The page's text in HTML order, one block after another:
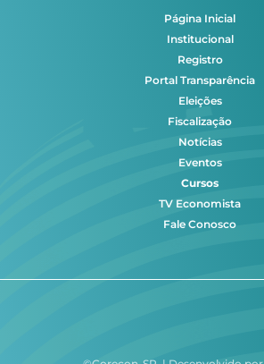
Página Inicial
Institucional
Registro
Portal Transparência
Eleições
Fiscalização
Notícias
Eventos
Cursos
TV Economista
Fale Conosco